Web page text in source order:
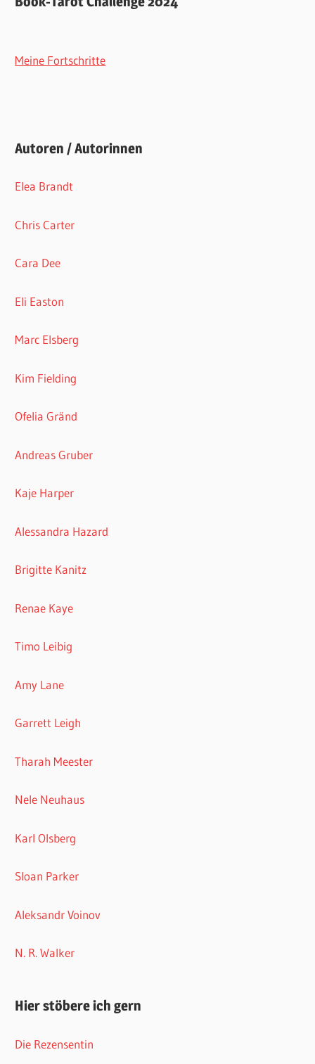
Meine Fortschritte
Autoren / Autorinnen
Elea Brandt
Chris Carter
Cara Dee
Eli Easton
Marc Elsberg
Kim Fielding
Ofelia Gränd
Andreas Gruber
Kaje Harper
Alessandra Hazard
Brigitte Kanitz
Renae Kaye
Timo Leibig
Amy Lane
Garrett Leigh
Tharah Meester
Nele Neuhaus
Karl Olsberg
Sloan Parker
Aleksandr Voinov
N. R. Walker
Hier stöbere ich gern
Die Rezensentin